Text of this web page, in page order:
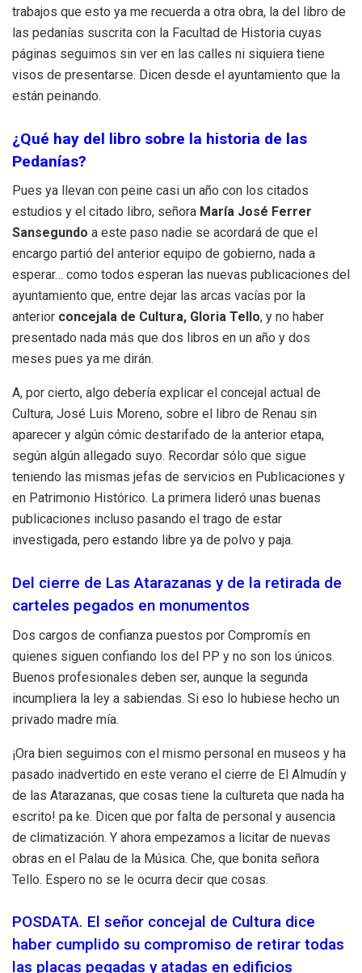
trabajos que esto ya me recuerda a otra obra, la del libro de
las pedanías suscrita con la Facultad de Historia cuyas
páginas seguimos sin ver en las calles ni siquiera tiene
visos de presentarse. Dicen desde el ayuntamiento que la
están peinando.
¿Qué hay del libro sobre la historia de las
Pedanías?
Pues ya llevan con peine casi un año con los citados
estudios y el citado libro, señora María José Ferrer
Sansegundo a este paso nadie se acordará de que el
encargo partió del anterior equipo de gobierno, nada a
esperar… como todos esperan las nuevas publicaciones del
ayuntamiento que, entre dejar las arcas vacías por la
anterior concejala de Cultura, Gloria Tello, y no haber
presentado nada más que dos libros en un año y dos
meses pues ya me dirán.
A, por cierto, algo debería explicar el concejal actual de
Cultura, José Luis Moreno, sobre el libro de Renau sin
aparecer y algún cómic destarifado de la anterior etapa,
según algún allegado suyo. Recordar sólo que sigue
teniendo las mismas jefas de servicios en Publicaciones y
en Patrimonio Histórico. La primera lideró unas buenas
publicaciones incluso pasando el trago de estar
investigada, pero estando libre ya de polvo y paja.
Del cierre de Las Atarazanas y de la retirada de
carteles pegados en monumentos
Dos cargos de confianza puestos por Compromís en
quienes siguen confiando los del PP y no son los únicos.
Buenos profesionales deben ser, aunque la segunda
incumpliera la ley a sabiendas. Si eso lo hubiese hecho un
privado madre mía.
¡Ora bien seguimos con el mismo personal en museos y ha
pasado inadvertido en este verano el cierre de El Almudín y
de las Atarazanas, que cosas tiene la cultureta que nada ha
escrito! pa ke. Dicen que por falta de personal y ausencia
de climatización. Y ahora empezamos a licitar de nuevas
obras en el Palau de la Música. Che, que bonita señora
Tello. Espero no se le ocurra decir que cosas.
POSDATA. El señor concejal de Cultura dice
haber cumplido su compromiso de retirar todas
las placas pegadas y atadas en edificios